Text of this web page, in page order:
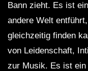
Bann zieht. Es ist
andere Welt
gleichzeitig finden
von Leidenschaft,
zur Musik. Es ist